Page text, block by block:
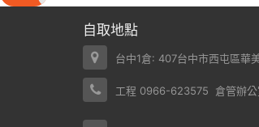
自取地點
台中1倉: 407台中市西屯區華
工程 0966-623575 倉管辦